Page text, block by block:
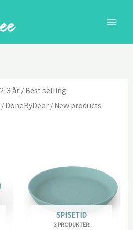
2-3 år / Best selling
/ DoneByDeer / New products
SPISETID
3 PRODUKTER